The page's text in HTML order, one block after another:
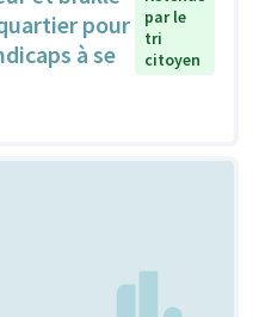
pour
à se
par le
tri
citoyen